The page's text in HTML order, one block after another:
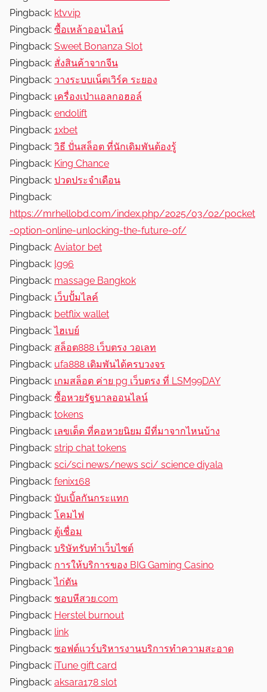
Pingback: ktvvip
Pingback: ซื้อเหล้าออนไลน์
Pingback: Sweet Bonanza Slot
Pingback: สั่งสินค้าจากจีน
Pingback: วางระบบเน็ตเวิร์ค ระยอง
Pingback: เครื่องเป่าแอลกอฮอล์
Pingback: endolift
Pingback: 1xbet
Pingback: วิธี ปั่นสล็อต ที่นักเดิมพันต้องรู้
Pingback: King Chance
Pingback: ปวดประจำเดือน
Pingback:
https://mrhellobd.com/index.php/2025/03/02/pocket
-option-online-unlocking-the-future-of/
Pingback: Aviator bet
Pingback: lg96
Pingback: massage Bangkok
Pingback: เว็บปั้มไลค์
Pingback: betflix wallet
Pingback:ไฮเบย์
Pingback: สล็อต888 เว็บตรง วอเลท
Pingback: ufa888 เดิมพันได้ครบวงจร
Pingback: เกมสล็อต ค่าย pg เว็บตรง ที่ LSM99DAY
Pingback: ซื้อหวยรัฐบาลออนไลน์
Pingback: tokens
Pingback: เลขเด็ด ที่คอหวยนิยม มีที่มาจากไหนบ้าง
Pingback: strip chat tokens
Pingback: sci/sci news/news sci/ science diyala
Pingback: fenix168
Pingback: บับเบิ้ลกันกระแทก
Pingback: โคมไฟ
Pingback: ตู้เชื่อม
Pingback: บริษัทรับทำเว็บไซต์
Pingback: การให้บริการของ BIG Gaming Casino
Pingback:ไก่ตัน
Pingback: ชอบหีสวย.com
Pingback: Herstel burnout
Pingback: link
Pingback: ซอฟต์แวร์บริหารงานบริการทำความสะอาด
Pingback: iTune gift card
Pingback: aksara178 slot